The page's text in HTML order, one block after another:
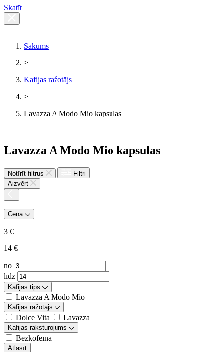
Skatīt
Sākums
>
Kafijas ražotājs
>
Lavazza A Modo Mio kapsulas
Lavazza A Modo Mio kapsulas
Notīrīt filtrus
Filtri
Aizvērt
Cena
3 €
14 €
no
līdz
Kafijas tips
Lavazza A Modo Mio
Kafijas ražotājs
Dolce Vita Lavazza
Kafijas raksturojums
Bezkofeīna
Atlasīt